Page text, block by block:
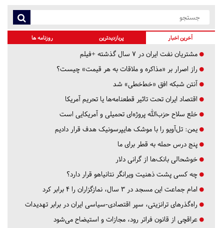
آخرین اخبار پربازدیدترین روزنامه ها
مشتریان نفت ایران در ۷ سال گذشته +فیلم
راز اصرار بر «مذاکره و ملاقات به هر قیمت» چیست؟
آنتن شبکه افق «خط‌خطی» شد
اقتصاد ایران تحت تاثیر قطعنامه‌ها یا تحریم‌ آمریکا
خلع سلاح حزب‌الله پروژه‌ای تحمیلی و آمریکایی است
یمن: تل‌آویو را با موشک هایپرسونیک هدف قرار دادیم
پنج درس‌ حمله به قطر برای ما
خوشحالی بانک‌ها از گرانی دلار
چه کسی پشت ذهنیت ویرانگر نتانیاهو قرار دارد؟
امام جماعت این مسجد در ۳ سال، نمازگزاران را ۴ برابر کرد
راه‌گذرهای ترانزیتی، سپر اقتصادی-سیاسی ایران در برابر تهدیدات
عراقچی از قانون فراتر رود، مجازات و استیضاح می‌شود